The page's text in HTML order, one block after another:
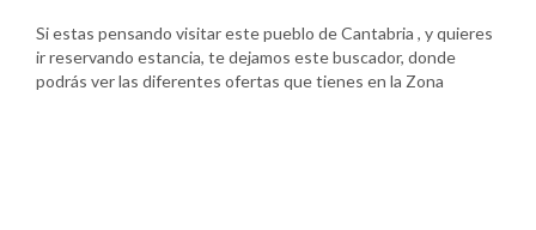
Si estas pensando visitar este pueblo de Cantabria , y quieres
ir reservando estancia, te dejamos este buscador, donde
podrás ver las diferentes ofertas que tienes en la Zona